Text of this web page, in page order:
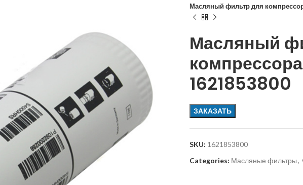
Масляный фильтр для
Масляный
1621853800
ЗАКАЗАТЬ
SKU: 1621853800
Categories: Масляные фильтры,